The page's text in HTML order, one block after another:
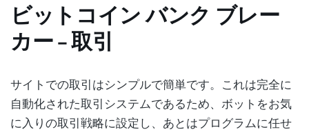
ビットコイン バンク ブレー
カー – 取引
サイトでの取引はシンプルで簡単です。これは完全に
自動化された取引システムであるため、ボットをお気
に入りの取引戦略に設定し、あとはプログラムに任せ